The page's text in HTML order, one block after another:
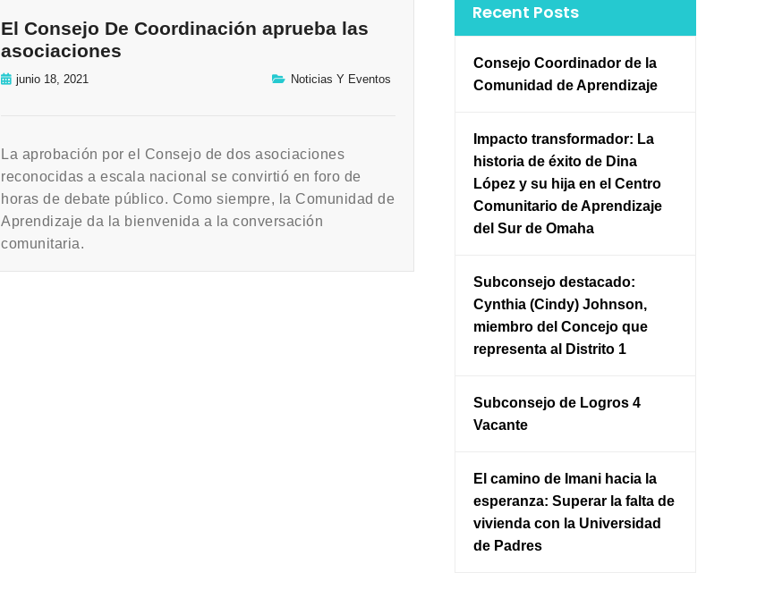
El Consejo De Coordinación aprueba las
asociaciones
junio 18, 2021 Noticias Y Eventos
La aprobación por el Consejo de dos asociaciones
reconocidas a escala nacional se convirtió en foro de
horas de debate público. Como siempre, la Comunidad de
Aprendizaje da la bienvenida a la conversación
comunitaria.
Recent Posts
Consejo Coordinador de la
Comunidad de Aprendizaje
Impacto transformador: La
historia de éxito de Dina
López y su hija en el Centro
Comunitario de Aprendizaje
del Sur de Omaha
Subconsejo destacado:
Cynthia (Cindy) Johnson,
miembro del Concejo que
representa al Distrito 1
Subconsejo de Logros 4
Vacante
El camino de Imani hacia la
esperanza: Superar la falta de
vivienda con la Universidad
de Padres